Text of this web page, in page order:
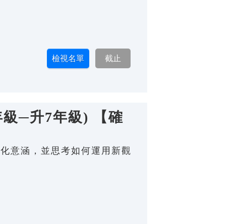
─升7年級) 【確
意涵，並思考如何運用新觀